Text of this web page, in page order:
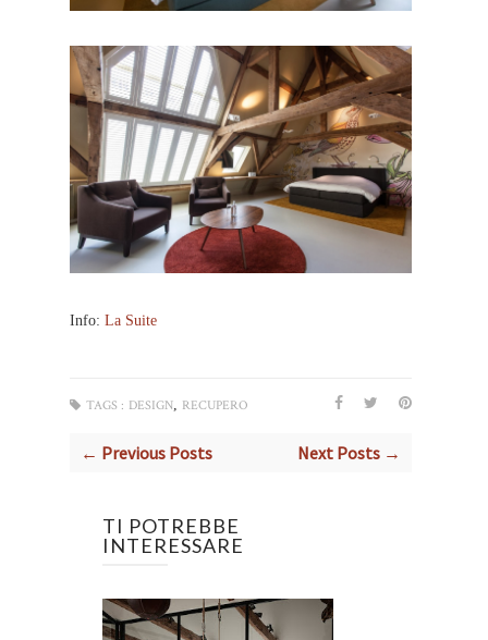
Info: La Suite
TAGS : DESIGN RECUPERO
← Previous Posts Next Posts →
TI POTREBBE
INTERESSARE